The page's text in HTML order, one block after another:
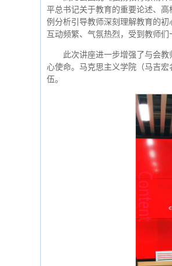
平总书记关于教育的重要论述、
例分析引导教师深刻理解教育的
互动频繁、气氛热烈，受到教师们
此次讲座进一步增强了与会
心使命。马克思主义学院（马吉
伍。